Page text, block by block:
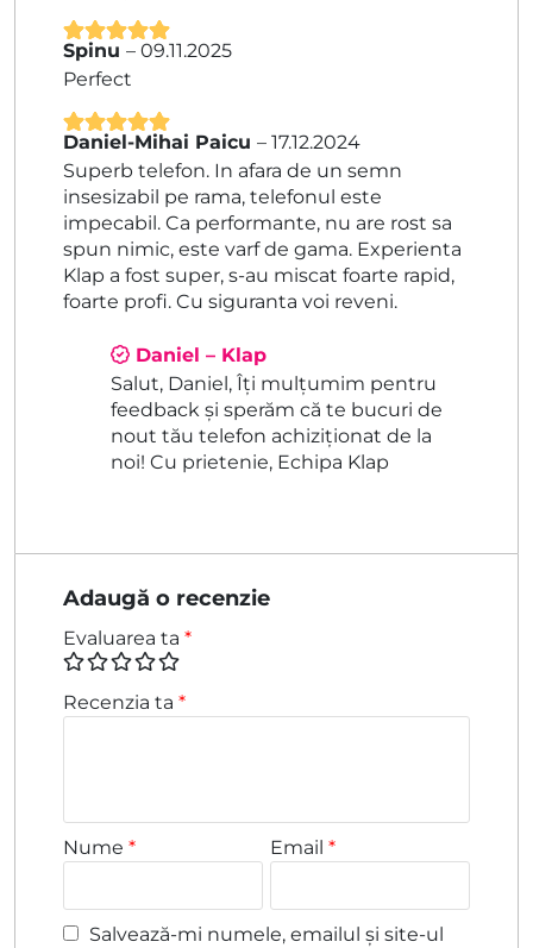
Evaluat la5
din 5
Spinu – 09.11.2025
Perfect
Evaluat la5
din 5
Daniel-Mihai Paicu – 17.12.2024
Superb telefon. In afara de un semn
insesizabil pe rama, telefonul este
impecabil. Ca performante, nu are rost sa
spun nimic, este varf de gama. Experienta
Klap a fost super, s-au miscat foarte rapid,
foarte profi. Cu siguranta voi reveni.
Daniel – Klap
Salut, Daniel, Îți mulțumim pentru
feedback și sperăm că te bucuri de
nout tău telefon achiziționat de la
noi! Cu prietenie, Echipa Klap
Adaugă o recenzie
Evaluarea ta *
Recenzia ta *
Nume * Email*
Salvează-mi numele, emailul și site-ul